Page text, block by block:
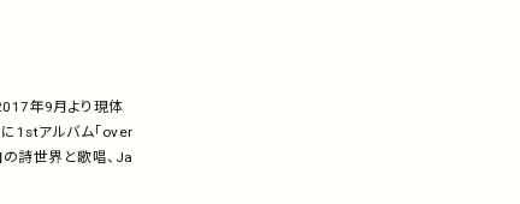
年9月より現体
1stアルバム「over
詩世界と歌唱、Ja